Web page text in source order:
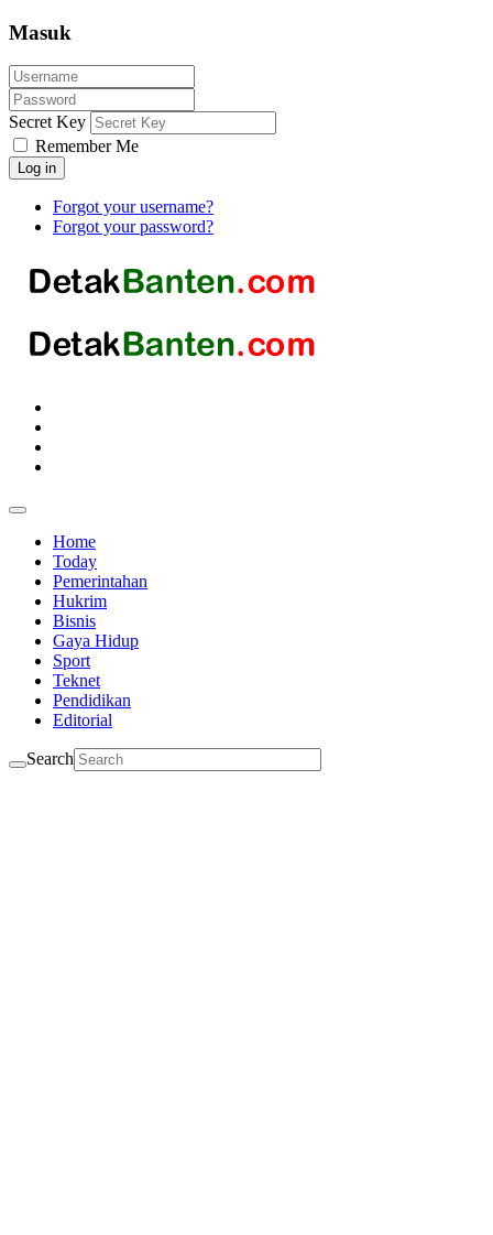
Masuk
Secret Key
Remember Me
Log in
Forgot your username?
Forgot your password?
Home
Today
Pemerintahan
Hukrim
Bisnis
Gaya Hidup
Sport
Teknet
Pendidikan
Editorial
Search